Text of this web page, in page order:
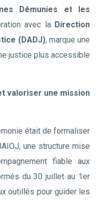
Démunies et les
avec la Direction
(DADJ), marque une
justice plus accessible
valoriser une mission
était de formaliser
une structure mise
fiable aux
du 30 juillet au 1er
outillés pour guider les